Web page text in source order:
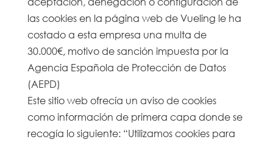
las cookies en la página web de Vueling le ha
costado a esta empresa una multa de
30.000€, motivo de sanción impuesta por la
Agencia Española de Protección de Datos
(AEPD)
Este sitio web ofrecía un aviso de cookies
como información de primera capa donde se
recogía lo siguiente: “Utilizamos cookies para